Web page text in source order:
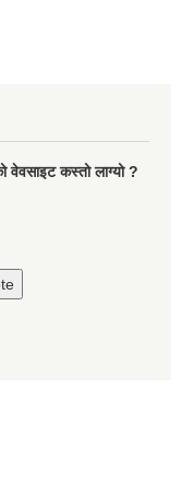
वेवसाइट कस्तो लाग्यो ?